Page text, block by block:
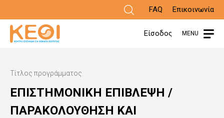
προς
το
περιεχόμενο
FAQ Επικοινωνία
Είσοδος MENU
Τίτλος προγράμματος
ΕΠΙΣΤΗΜΟΝΙΚΗ ΕΠΙΒΛΕΨΗ /
ΠΑΡΑΚΟΛΟΥΘΗΣΗ ΚΑΙ